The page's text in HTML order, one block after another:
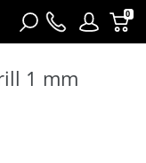
0
1 mm